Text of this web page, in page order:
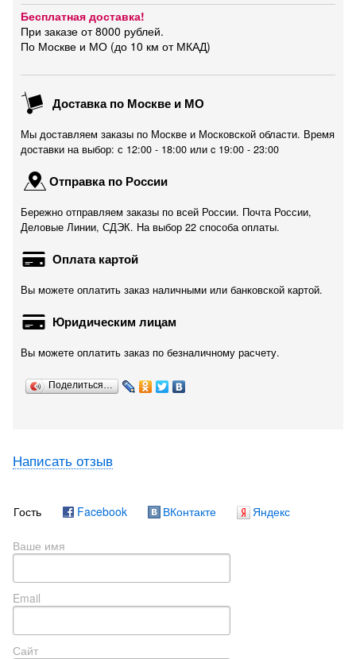
Бесплатная доставка!
При заказе от 8000 рублей.
По Москве и МО (до 10 км от МКАД)
Доставка по Москве и МО
Мы доставляем заказы по Москве и Московской области. Время
доставки на выбор: с 12:00 - 18:00 или c 19:00 - 23:00
Отправка по России
Бережно отправляем заказы по всей России. Почта России,
Деловые Линии, СДЭК. На выбор 22 способа оплаты.
Оплата картой
Вы можете оплатить заказ наличными или банковской картой.
Юридическим лицам
Вы можете оплатить заказ по безналичному расчету.
Поделиться…
Написать отзыв
Гость Facebook ВКонтакте Яндекс
Ваше имя
Email
Сайт